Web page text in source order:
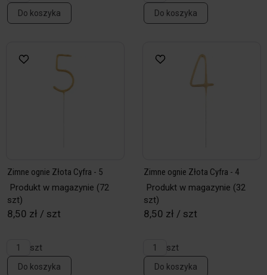
Do koszyka Do koszyka
Zimne ognie Złota Cyfra - 5
Produkt w magazynie (72
szt)
8,50 zł / szt
szt
Do koszyka
Zimne ognie Złota Cyfra - 4
Produkt w magazynie (32
szt)
8,50 zł / szt
szt
Do koszyka